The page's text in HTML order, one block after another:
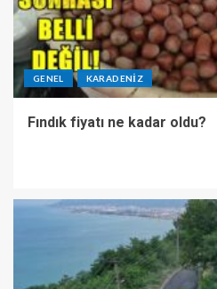
GENEL KARADENIZ
Fındık fiyatı ne kadar oldu?